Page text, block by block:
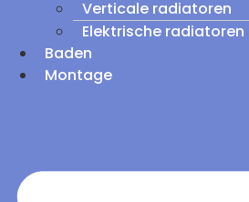
Verticale radiatoren
Elektrische radiatoren
Baden
Montage